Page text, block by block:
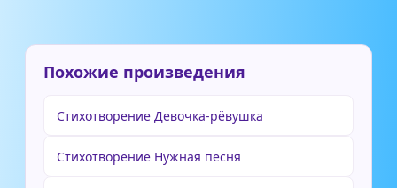
Похожие произведения
Стихотворение Девочка-рёвушка
Стихотворение Нужная песня